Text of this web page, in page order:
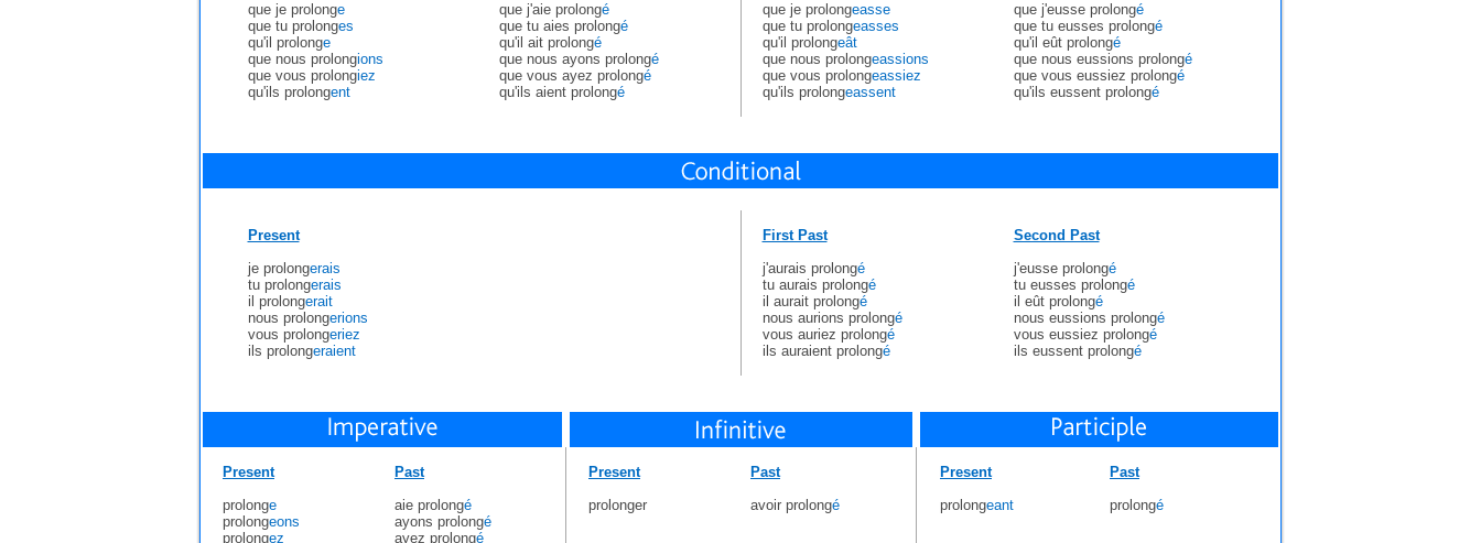
que je prolonge
que tu prolonges
qu'il prolonge
que nous prolongions
que vous prolongiez
qu'ils prolongent
que j'aie prolongé
que tu aies prolongé
qu'il ait prolongé
que nous ayons prolongé
que vous ayez prolongé
qu'ils aient prolongé
que je prolongeasse
que tu prolongeasses
qu'il prolongeât
que nous prolongeassions
que vous prolongeassiez
qu'ils prolongeassent
que j'eusse prolongé
que tu eusses prolongé
qu'il eût prolongé
que nous eussions prolongé
que vous eussiez prolongé
qu'ils eussent prolongé
Present
je prolongerais
tu prolongerais
il prolongerait
nous prolongerions
vous prolongeriez
ils prolongeraient
First Past
j'aurais prolongé
tu aurais prolongé
il aurait prolongé
nous aurions prolongé
vous auriez prolongé
ils auraient prolongé
Second Past
j'eusse prolongé
tu eusses prolongé
il eût prolongé
nous eussions prolongé
vous eussiez prolongé
ils eussent prolongé
Present
prolonge
prolongeons
prolongez
Past
aie prolongé
ayons prolongé
ayez prolongé
Present
prolonger
Past
avoir prolongé
Present
prolongeant
Past
prolongé